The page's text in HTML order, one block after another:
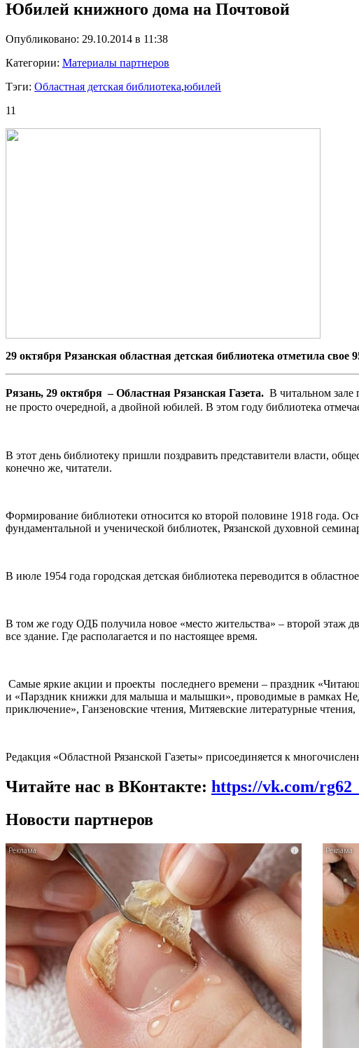
Юбилей книжного дома на Почтовой
Опубликовано: 29.10.2014 в 11:38
Категории: Материалы партнеров
Тэги: Областная детская библиотека,юбилей
11
29 октября Рязанская областная детская библиотека отметила свое
Рязань, 29 октября – Областная Рязанская Газета. В читальном зале
не просто очередной, а двойной юбилей. В этом году библиотека
В этот день библиотеку пришли поздравить представители власти,
конечно же, читатели.
Формирование библиотеки относится ко второй половине 1918 года.
фундаментальной и ученической библиотек, Рязанской духовной
В июле 1954 года городская детская библиотека переводится в
В том же году ОДБ получила новое «место жительства» – второй этаж
все здание. Где располагается и по настоящее время.
Самые яркие акции и проекты последнего времени – праздник
и «Парздник книжки для малыша и малышки», проводимые в рамках
приключение», Ганзеновские чтения, Митяевские литературные
Редакция «Областной Рязанской Газеты» присоединяется к
Читайте нас в ВКонтакте: https://vk.com/
Новости партнеров
i